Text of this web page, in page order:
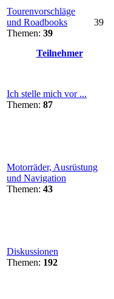
Tourenvorschläge
und Roadbooks
Themen: 39
39
Teilnehmer
Ich stelle mich vor ...
Themen: 87
Motorräder, Ausrüstung
und Navigation
Themen: 43
Diskussionen
Themen: 192